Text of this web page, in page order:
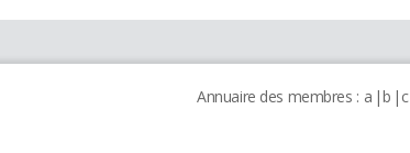
Annuaire des membres : a b c